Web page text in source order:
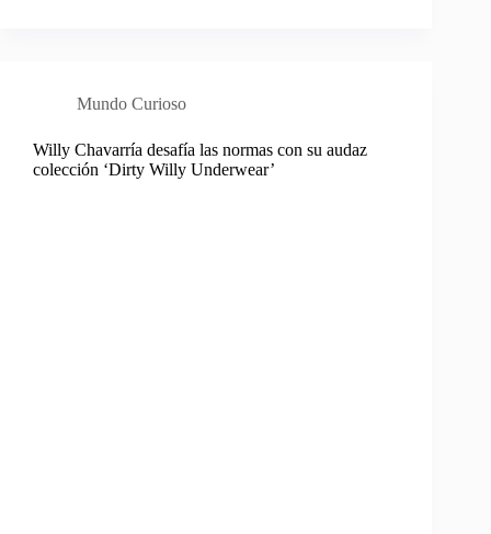
Mundo Curioso
Willy Chavarría desafía las normas con su audaz
colección ‘Dirty Willy Underwear’